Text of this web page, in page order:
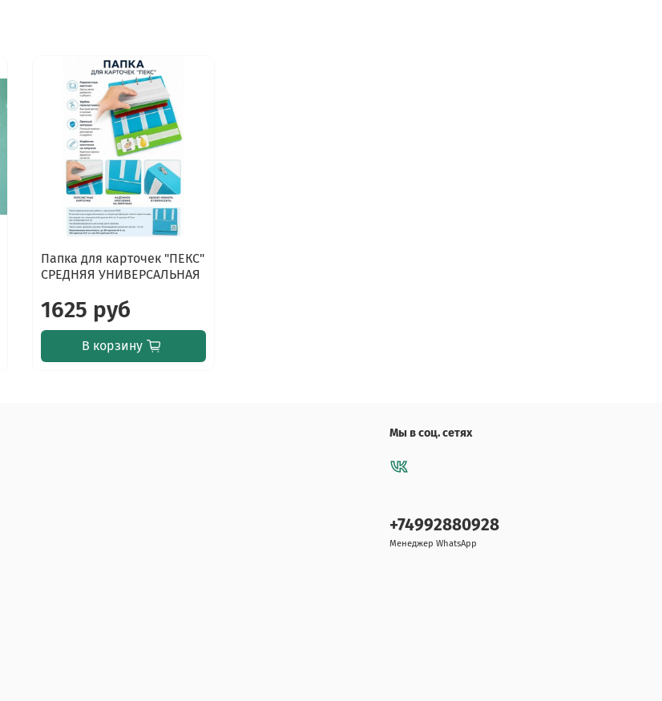
Папка для карточек "ПЕКС"
СРЕДНЯЯ УНИВЕРСАЛЬНАЯ
1625 руб
В корзину
Мы в соц. сетях
+74992880928
Менеджер WhatsApp